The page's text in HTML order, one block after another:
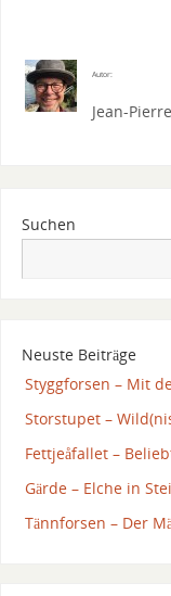
Autor:
Jean-
Suchen
Neuste Beiträge
Styggforsen – Mit
Storstupet –
Fettjeåfallet –
Gärde – Elche in
Tännforsen – Der